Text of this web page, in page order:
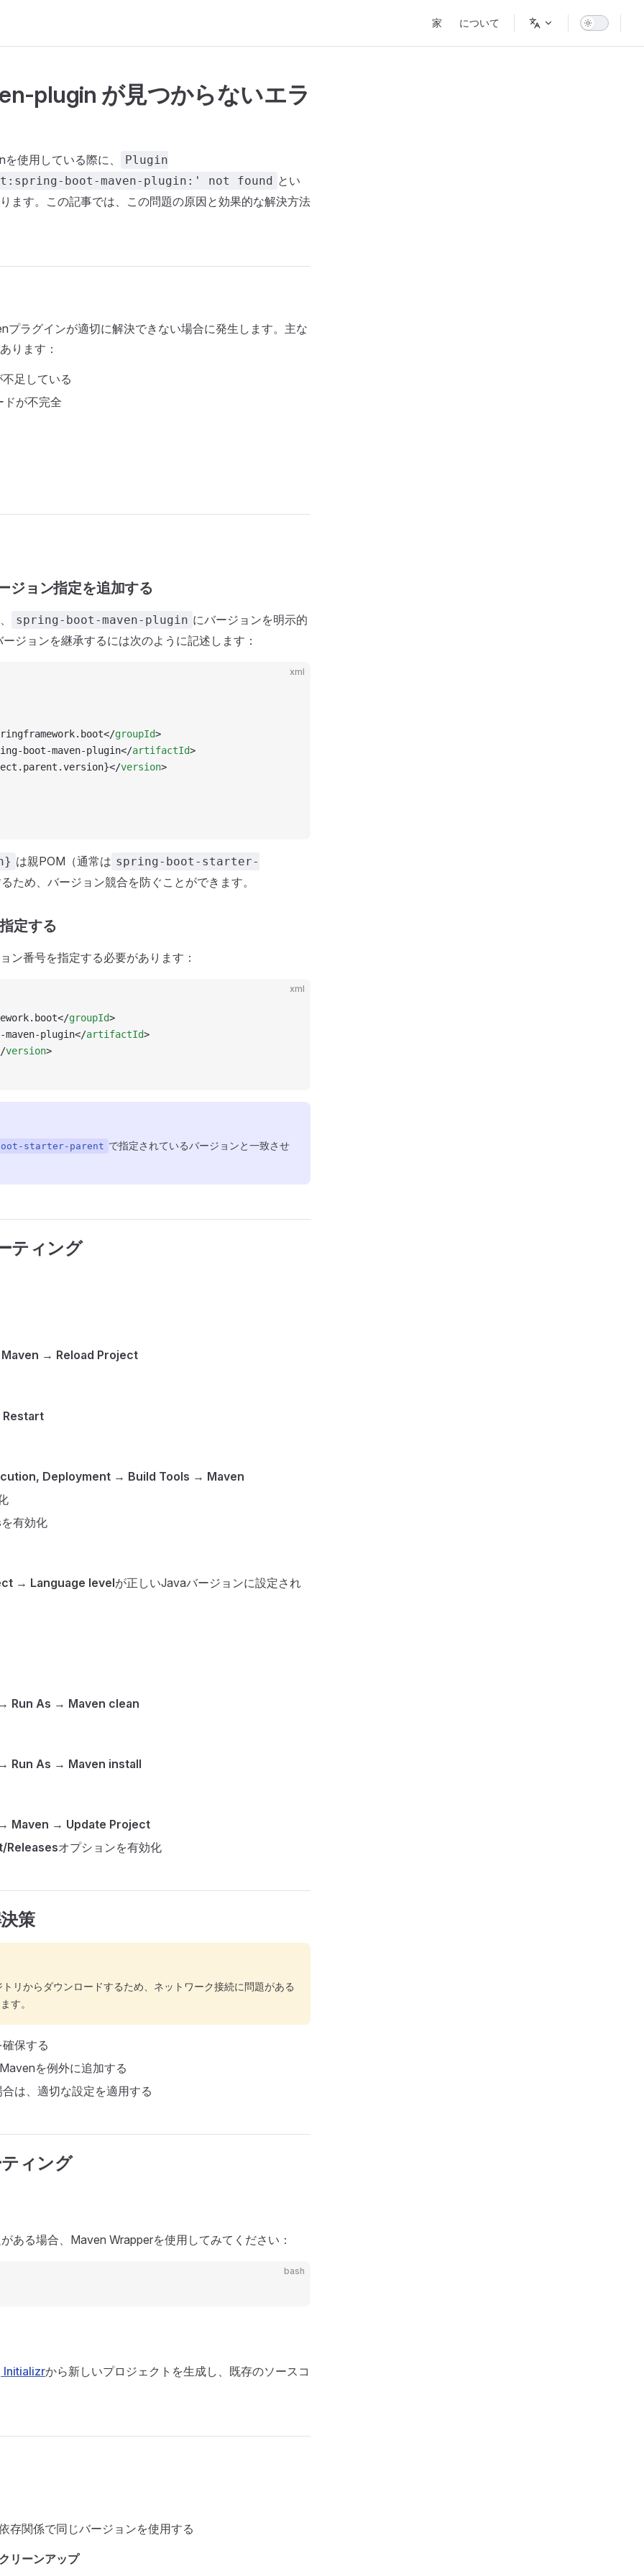
家 について
plugin が見つからないエラ
使用している際に、
Plugin
boot-maven-plugin:' not found とい
ます。この記事では、この問題の原因と効果的な解決方法
ラグインが適切に解決できない場合に発生します。主な
ります：
足している
が不完全
ジョン指定を追加する
spring-boot-maven-plugin にバージョンを明示的
ジョンを継承するには次のように記述します：
xml
groupId>
boot-maven-plugin</artifactId>
version>
は親POM（通常は spring-boot-starter-
ため、バージョン競合を防ぐことができます。
定する
ン番号を指定する必要があります：
xml
groupId>
plugin</artifactId>
version>
starter-parent で指定されているバージョンと一致させ
ティング
Maven → Reload Project
Restart
Deployment → Build Tools → Maven
を有効化
→ Language levelが正しいJavaバージョンに設定され
Run As → Maven clean
Run As → Maven install
Maven → Update Project
Releasesオプションを有効化
策
リからダウンロードするため、ネットワーク接続に問題がある
す。
保する
を例外に追加する
は、適切な設定を適用する
ィング
ある場合、Maven Wrapperを使用してみてください：
bash
Initializrから新しいプロジェクトを生成し、既存のソースコ
存関係で同じバージョンを使用する
リーンアップ